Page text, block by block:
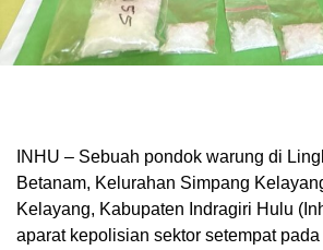
INHU – Sebuah pondok warung di
Betanam, Kelurahan Simpang
Kelayang, Kabupaten Indragiri Hulu
aparat kepolisian sektor setempat